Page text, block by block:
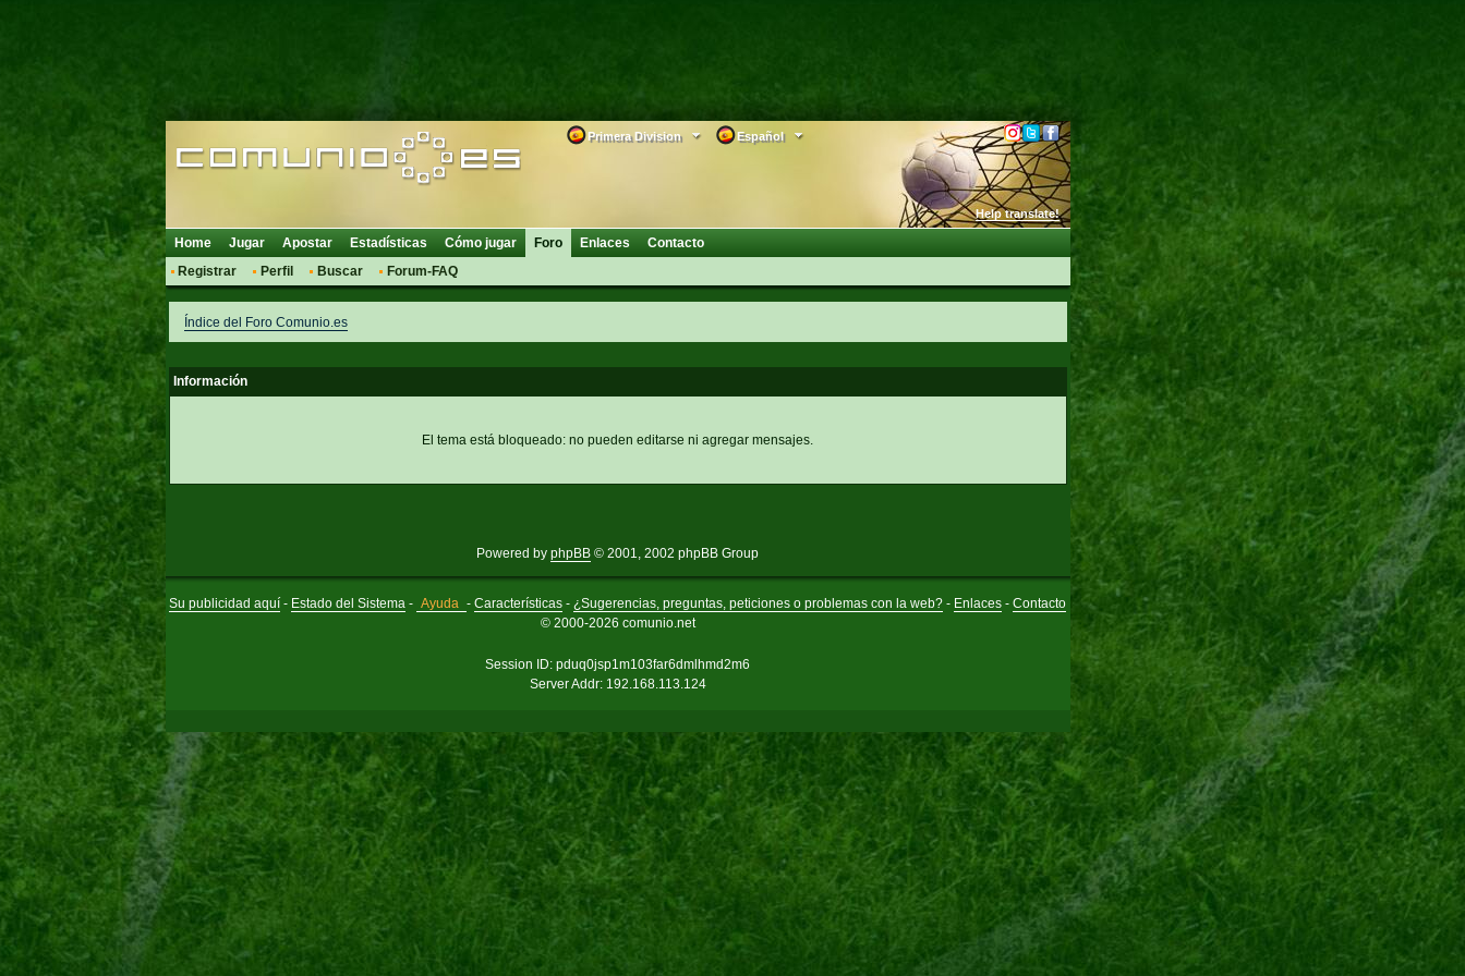
Español
Primera Division
Help translate!
Home Jugar Apostar Estadísticas Cómo jugar
Foro
Registrar
Perfil Buscar Forum-FAQ
Enlaces Contacto
Índice del Foro Comunio.es
Información
El tema está bloqueado: no pueden editarse ni agregar mensajes.
Powered by phpBB © 2001, 2002 phpBB Group
Su publicidad aquí - Estado del Sistema - Ayuda - Características- ¿Sugerencias, preguntas, peticiones o problemas con la web?- Enlaces- Contacto
© 2000-2026 comunio.net
Session ID: pduq0jsp1m103far6dmlhmd2m6
Server Addr: 192.168.113.124